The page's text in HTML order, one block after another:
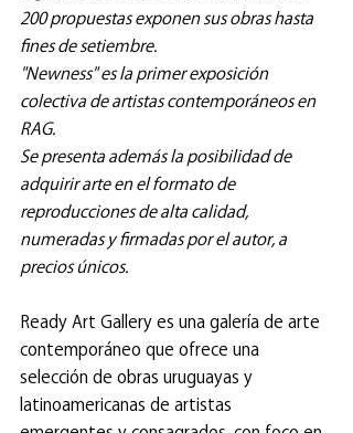
200 propuestas exponen sus obras hasta
fines de setiembre.
"Newness" es la primer exposición
colectiva de artistas contemporáneos en
RAG.
Se presenta además la posibilidad de
adquirir arte en el formato de
reproducciones de alta calidad,
numeradas y firmadas por el autor, a
precios únicos.
Ready Art Gallery es una galería de arte
contemporáneo que ofrece una
selección de obras uruguayas y
latinoamericanas de artistas